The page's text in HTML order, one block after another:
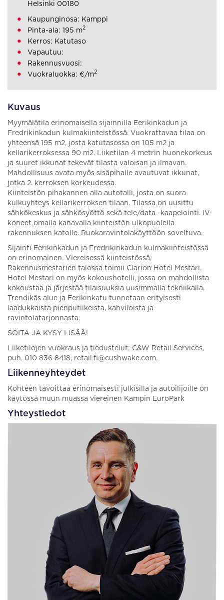
Kuvaus
Myymälätila erinomaisella sijainnilla Eerikinkadun ja
Fredrikinkadun kulmakiinteistössä. Vuokrattavaa tilaa on
yhteensä 195 m2, josta katutasossa on 105 m2 ja
kellarikerroksessa 90 m2. Liiketilan 4 metrin huonekorkeus
ja suuret ikkunat tekevät tilasta valoisan ja ilmavan.
Mahdollisuus avata myös sisäpihalle avautuvat ikkunat,
jotka 2. kerroksen korkeudessa.
Kiinteistön pihakannen alla autotalli, josta on suora
kulkuyhteys kellarikerroksen tilaan. Tilassa on uusittu
sähkökeskus ja sähkösyöttö sekä tele/data -kaapelointi. IV-
koneet omalla kanavalla kiinteistön ulkopuolella
rakennuksen katolle. Ruokaravintolakäyttöön soveltuva.
Sijainti Eerikinkadun ja Fredrikinkadun kulmakiinteistössä
on erinomainen. Viereisessä kiinteistössä,
Rakennusmestarien talossa toimii Clarion Hotel Mestari.
Hotel Mestari on myös kokoushotelli, jossa on mahdollista
kokoustaa ja järjestää tilaisuuksia uusimmalla tekniikalla.
Trendikäs alue ja Eerikinkatu tunnetaan erityisesti
laadukkaista pienputiikeista, kahviloista ja
ravintolatarjonnasta.
SOITA JA KYSY LISÄÄ!
Liiketilojen vuokraus ja tiedustelut: C&W Retail Services,
puh. 010 836 8418, retail.fi@cushwake.com.
Liikenneyhteydet
Kohteen tavoittaa erinomaisesti julkisilla ja autoilijoille on
käytössä muun muassa viereinen Kampin EuroPark
Yhteystiedot
Helsinki 00180
Kaupunginosa: Kamppi
Pinta-ala: 195 m2
Kerros: Katutaso
Vapautuu:
Rakennusvuosi:
Vuokraluokka: €/m2